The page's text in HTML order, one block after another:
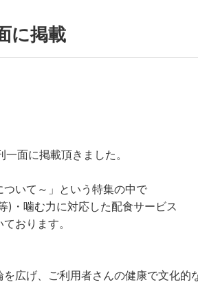
に掲載
面に掲載頂きました。
ついて～」という特集の中で
)・噛む力に対応した配食サービス
おります。
広げ、ご利用者さんの健康で文化的